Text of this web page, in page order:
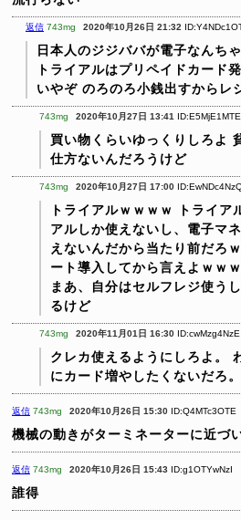
返信 743mg 2020年10月26日 21:32
日本人のジジババが電子なんち
トライアルはプリペイドカード
いやぞ のろのろ小銭出すからレ
743mg 2020年10月27日 13:41 ID:E5MjE1MTE
買い物くらいゆっくりしろよ
仕方ないんだろうけど
743mg 2020年10月27日 17:00
トライアルｗｗｗｗ
トライア
アルしか使えないし、電子マ
えないんだから当たり前だろ
ート導入してから言えよｗｗｗ
まあ、自分はセルフレジ使う
るけど
743mg 2020年11月01日 16:30 ID:cwMzg4NzE
クレカ使えるようにしろよ。
にカード増やしたくないだろ。
返信 743mg 2020年10月26日 15:30 ID:Q4MTc3OTE
機械の動きがターミネーターに近づ
返信 743mg 2020年10月26日 15:43 ID:g1OTYwNzI
誰得